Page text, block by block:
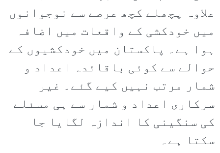
علاوہ پچھلے کچھ عرصے سے نوجوانوں
میں خودکشی کے واقعات میں اضافہ
ہوا ہے۔ پاکستان میں خودکشیوں کے
حوالے سے کوئی باقائدہ اعداد و
شمار مرتب نہیں کیے گئے۔ غیر
سرکاری اعداد و شمار سے ہی مسئلے
کی سنگینی کا اندازہ لگایا جا
سکتا ہے۔